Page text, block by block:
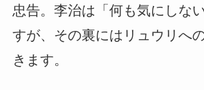
忠告。李治は「何も気にしな
すが、その裏にはリュウリへ
きます。